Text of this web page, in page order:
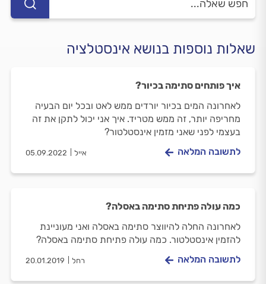
שאלות נוספות בנושא אינסטלציה
איך פותחים סתימה בכיור?
לאחרונה המים בכיור יורדים ממש לאט ובכל יום הבעיה
מחריפה יותר, זה ממש מטריד. איך אני יכול לתקן את זה
בעצמי לפני שאני מזמין אינסטלטור?
אייל 05.09.2022 לתשובה המלאה
כמה עולה פתיחת סתימה באסלה?
לאחרונה החלה להיווצר סתימה באסלה ואני מעוניינת
להזמין אינסטלטור. כמה עולה פתיחת סתימה באסלה?
רחל 20.01.2019 לתשובה המלאה